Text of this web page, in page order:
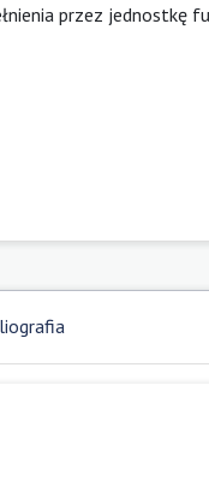
przez jednostkę